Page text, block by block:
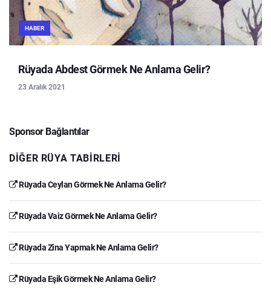
HABER
Rüyada Abdest Görmek Ne Anlama Gelir?
23 Aralık 2021
Sponsor Bağlantılar
DIĞER RÜYA TABIRLERI
Rüyada Ceylan Görmek Ne Anlama Gelir?
Rüyada Vaiz Görmek Ne Anlama Gelir?
Rüyada Zina Yapmak Ne Anlama Gelir?
Rüyada Eşik Görmek Ne Anlama Gelir?